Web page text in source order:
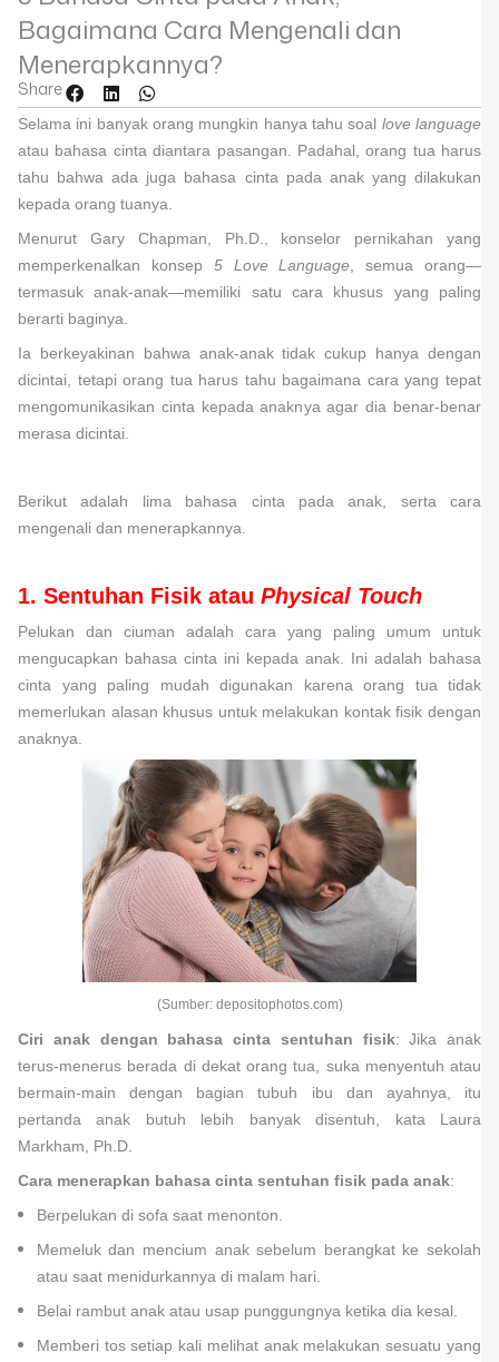
Bagaimana Cara Mengenali dan
Menerapkannya?
Share
Selama ini banyak orang mungkin hanya tahu soal love language
atau bahasa cinta diantara pasangan. Padahal, orang tua harus
tahu bahwa ada juga bahasa cinta pada anak yang dilakukan
kepada orang tuanya.
Menurut Gary Chapman, Ph.D., konselor pernikahan yang
memperkenalkan konsep 5 Love Language , semua orang—
termasuk anak-anak—memiliki satu cara khusus yang paling
berarti baginya.
Ia berkeyakinan bahwa anak-anak tidak cukup hanya dengan
dicintai, tetapi orang tua harus tahu bagaimana cara yang tepat
mengomunikasikan cinta kepada anaknya agar dia benar-benar
merasa dicintai.
Berikut adalah lima bahasa cinta pada anak, serta cara
mengenali dan menerapkannya.
1. Sentuhan Fisik atau Physical Touch
Pelukan dan ciuman adalah cara yang paling umum untuk
mengucapkan bahasa cinta ini kepada anak. Ini adalah bahasa
cinta yang paling mudah digunakan karena orang tua tidak
memerlukan alasan khusus untuk melakukan kontak fisik dengan
anaknya.
(Sumber: depositophotos.com)
Ciri anak dengan bahasa cinta sentuhan fisik: Jika anak
terus-menerus berada di dekat orang tua, suka menyentuh atau
bermain-main dengan bagian tubuh ibu dan ayahnya, itu
pertanda anak butuh lebih banyak disentuh, kata Laura
Markham, Ph.D.
Cara menerapkan bahasa cinta sentuhan fisik pada anak:
Berpelukan di sofa saat menonton.
Memeluk dan mencium anak sebelum berangkat ke sekolah
atau saat menidurkannya di malam hari.
Belai rambut anak atau usap punggungnya ketika dia kesal.
Memberi tos setiap kali melihat anak melakukan sesuatu yang